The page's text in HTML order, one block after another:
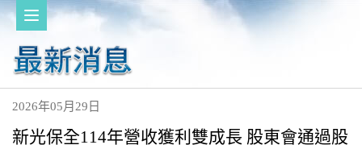
2026年05月29日
新光保全114年營收獲利雙成長 股東會通過股